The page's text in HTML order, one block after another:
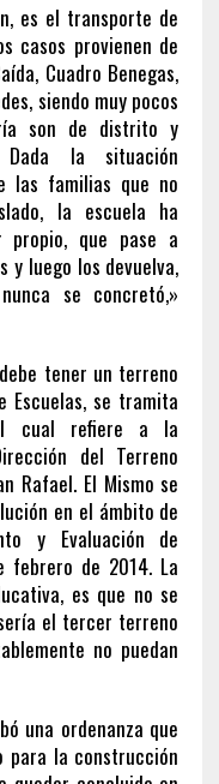
es el transporte de
casos provienen de
Cuadro Benegas,
siendo muy pocos
son de distrito y
la situación
las familias que no
la escuela ha
propio, que pase a
y luego los devuelva,
se concretó,»
tener un terreno
Escuelas, se tramita
cual refiere a la
del Terreno
Rafael. El Mismo se
en el ámbito de
y Evaluación de
febrero de 2014. La
es que no se
el tercer terreno
no puedan
una ordenanza que
para la construcción